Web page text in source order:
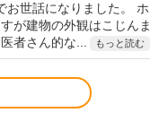
お世話になりました。 ホ
が建物の外観はこじんま
者さん的な...
もっと読む